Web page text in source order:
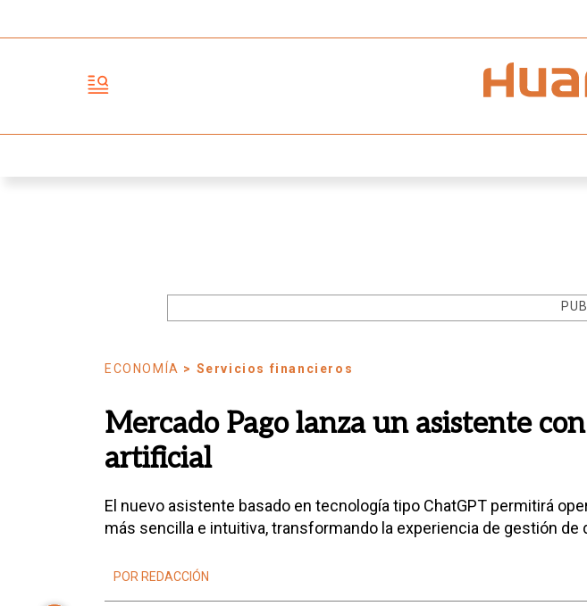
ECONOMÍA > Servicios financieros
Mercado Pago lanza un asistente
artificial
El nuevo asistente basado en tecnología tipo ChatGPT permitirá
más sencilla e intuitiva, transformando la experiencia de gestión de
POR REDACCIÓN